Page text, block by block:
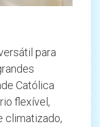
para
Católica
flexível,
climatizado,